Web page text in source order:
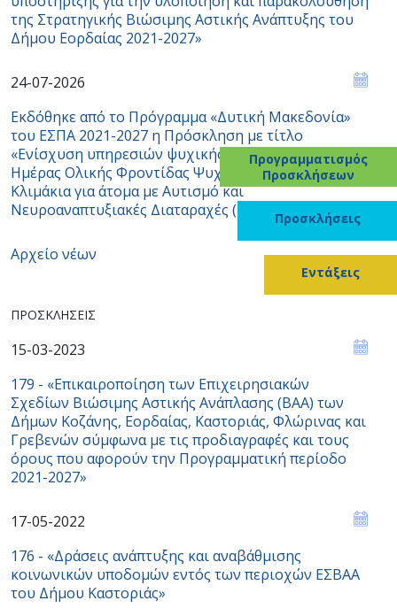
της Στρατηγικής Βιώσιμης Αστικής Ανάπτυξης του
Δήμου Εορδαίας 2021-2027»
24-07-2026
Εκδόθηκε από το Πρόγραμμα «Δυτική Μακεδονία»
του ΕΣΠΑ 2021-2027 η Πρόσκληση με τίτλο
«Ενίσχυση υπηρεσιών ψυχικής υγείας / Κέντρα
Ημέρας Ολικής Φροντίδας Ψυχικής Υγείας με Κινητά
Κλιμάκια για άτομα με Αυτισμό και
Νευροαναπτυξιακές Διαταραχές (Κ.Η.Ο.Φ.
Αρχείο νέων
ΠΡΟΣΚΛΉΣΕΙΣ
15-03-2023
179 - «Επικαιροποίηση των Επιχειρησιακών
Σχεδίων Βιώσιμης Αστικής Ανάπλασης (ΒΑΑ) των
Δήμων Κοζάνης, Εορδαίας, Καστοριάς, Φλώρινας και
Γρεβενών σύμφωνα με τις προδιαγραφές και τους
όρους που αφορούν την Προγραμματική περίοδο
2021-2027»
17-05-2022
176 - «Δράσεις ανάπτυξης και αναβάθμισης
κοινωνικών υποδομών εντός των περιοχών ΕΣBAA
του Δήμου Καστοριάς»
Προγραμματισμός
Προσκλήσεων
Προσκλήσεις
Εντάξεις